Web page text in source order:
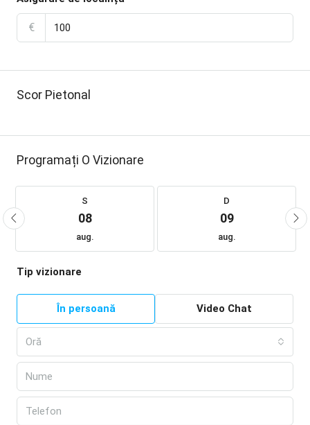
€
Scor Pietonal
Programați O Vizionare
S
08
aug.
D
09
aug.
Tip vizionare
În persoană Video Chat
Oră